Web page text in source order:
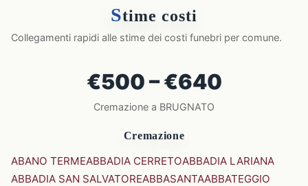
Stime costi
Collegamenti rapidi alle stime dei costi funebri per comune.
€500 – €640
Cremazione a BRUGNATO
Cremazione
ABANO TERMEABBADIA CERRETOABBADIA LARIANA
ABBADIA SAN SALVATOREABBASANTAABBATEGGIO